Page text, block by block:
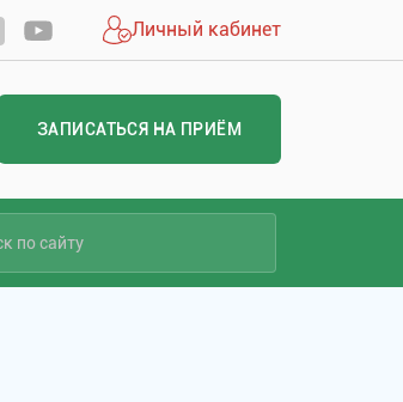
Личный кабинет
ЗАПИСАТЬСЯ НА ПРИЁМ